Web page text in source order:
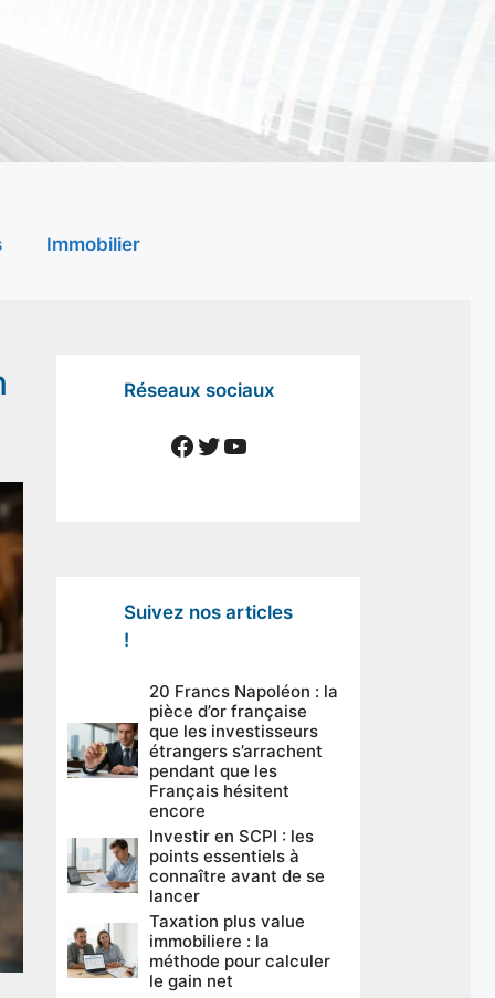
Immobilier
Réseaux sociaux
Facebook
Twitter
YouTube
Suivez nos articles
!
20 Francs Napoléon : la
pièce d’or française
que les investisseurs
étrangers s’arrachent
pendant que les
Français hésitent
encore
Investir en SCPI : les
points essentiels à
connaître avant de se
lancer
Taxation plus value
immobiliere : la
méthode pour calculer
le gain net